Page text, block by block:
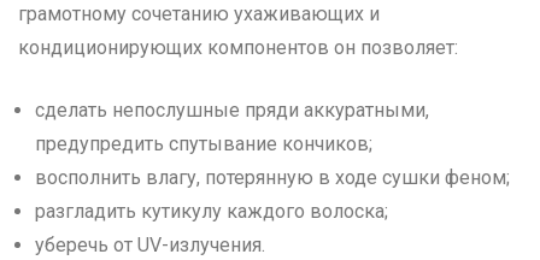
грамотному сочетанию ухаживающих и
кондиционирующих компонентов он позволяет:
сделать непослушные пряди аккуратными,
предупредить спутывание кончиков;
восполнить влагу, потерянную в ходе сушки феном;
разгладить кутикулу каждого волоска;
уберечь от UV-излучения.